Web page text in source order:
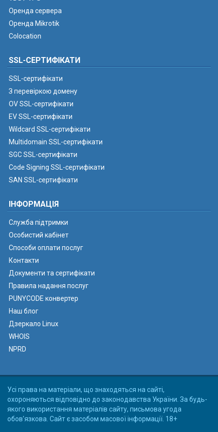
Оренда сервера
Оренда Mikrotik
Colocation
SSL-СЕРТИФІКАТИ
SSL-сертифікати
З перевіркою домену
OV SSL-сертифікати
EV SSL-сертифікати
Wildcard SSL-сертифікати
Multidomain SSL-сертифікати
SGC SSL-сертифікати
Code Signing SSL-сертифікати
SAN SSL-сертифікати
ІНФОРМАЦІЯ
Служба підтримки
Особистий кабінет
Способи оплати послуг
Контакти
Документи та сертифікати
Правила надання послуг
PUNYCODE конвертер
Наш блог
Дзеркало Linux
WHOIS
NPRD
Усі права на матеріали, що знаходяться на сайті,
охороняються відповідно до законодавства України. За будь-
якого використання матеріалів сайту, письмова угода
обов'язкова. Сайт є засобом масової інформації. 18+